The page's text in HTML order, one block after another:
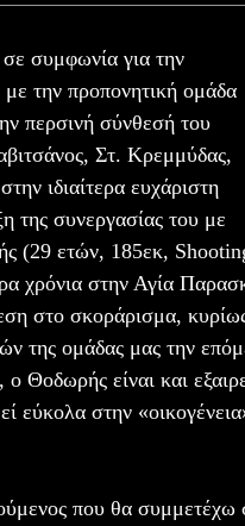
συμφωνία για την
την προπονητική ομάδα
περσινή σύνθεσή του
Στ. Κρεμμύδας,
ιδιαίτερα ευχάριστη
της συνεργασίας του με
(29 ετών, 185εκ,
χρόνια στην Αγία
στο σκοράρισμα,
της ομάδας μας την
Θοδωρής είναι και
εύκολα στην
που θα συμμετέχω